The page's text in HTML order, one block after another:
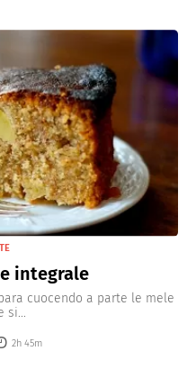
integrale
cuocendo a parte le mele
si...
2h 45m